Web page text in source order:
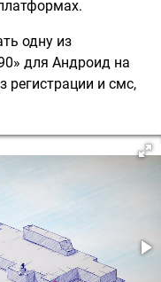
одну из
для Андроид на
регистрации и смс,